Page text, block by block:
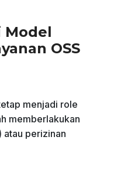
Model
OSS
menjadi role
memberlakukan
atau perizinan